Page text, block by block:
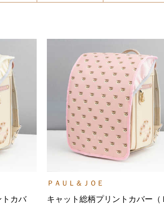
カバ
ＰＡＵＬ＆ＪＯＥ
キャット総柄プリントカバー（